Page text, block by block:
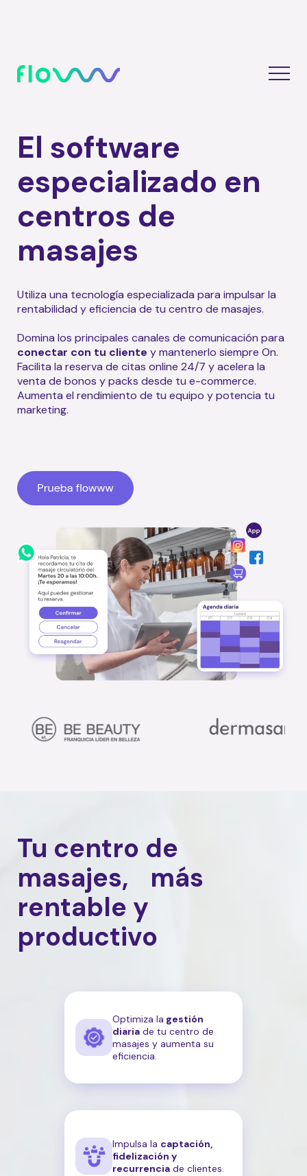
El software
especializado en
centros de
masajes
Utiliza una tecnología especializada para impulsar la
rentabilidad y eficiencia de tu centro de masajes.
Domina los principales canales de comunicación para
conectar con tu cliente y mantenerlo siempre On.
Facilita la reserva de citas online 24/7 y acelera la
venta de bonos y packs desde tu e-commerce.
Aumenta el rendimiento de tu equipo y potencia tu
marketing.
Tu centro de
masajes, más
rentable y
productivo
Optimiza la gestión
diaria de tu centro de
masajes y aumenta su
eficiencia.
Impulsa la captación,
fidelización y
recurrencia de clientes.